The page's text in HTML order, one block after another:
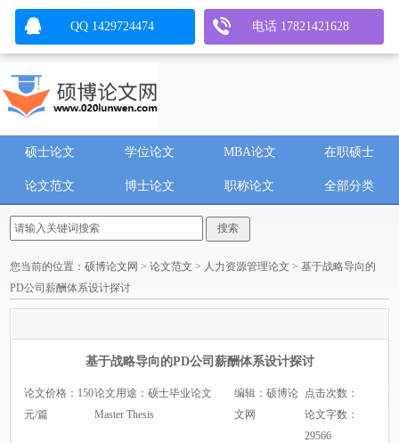
硕士论文 学位论文 MBA论文 在职硕士
论文范文 博士论文 职称论文 全部分类
您当前的位置：硕博论文网 >论文范文 > 人力资源管理论文 > 基于战略导向的
PD公司薪酬体系设计探讨
基于战略导向的PD公司薪酬体系设计探讨
论文价格：150
元/篇
论文用途：硕士毕业论文
Master Thesis
编辑：硕博论
文网
点击次数：
论文字数：
29566
QQ 1429724474 电话 17821421628